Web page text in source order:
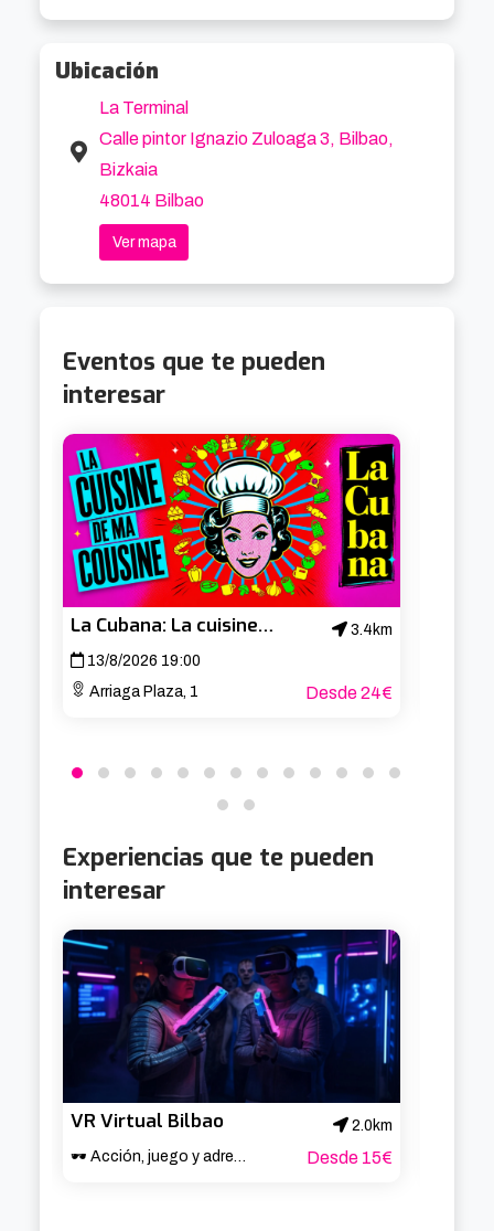
Ubicación
La Terminal
Calle pintor Ignazio Zuloaga 3, Bilbao,
Bizkaia
48014 Bilbao
Ver mapa
Eventos que te pueden
interesar
La Cubana: La cuisine de ma cousine
3.4km
13/8/2026 19:00
Arriaga Plaza, 1
Desde 24€
Experiencias que te pueden
interesar
VR Virtual Bilbao
2.0km
🕶️ Acción, juego y adrenalina en Bilbao 🎮
Desde 15€